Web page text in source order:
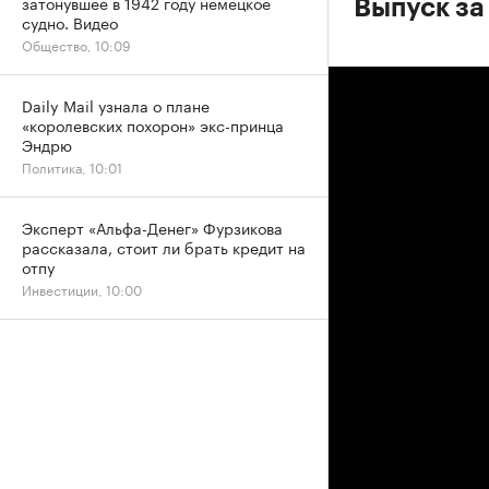
Выпуск
судно. Видео
Общество, 10:09
Daily Mail узнала о плане
«королевских похорон» экс-принца
Эндрю
Политика, 10:01
Эксперт «Альфа-Денег» Фурзикова
рассказала, стоит ли брать кредит на
отпу
Инвестиции, 10:00